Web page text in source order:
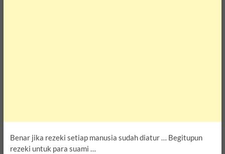
Benar jika rezeki setiap manusia sudah diatur … Begitupun
rezeki untuk para suami …